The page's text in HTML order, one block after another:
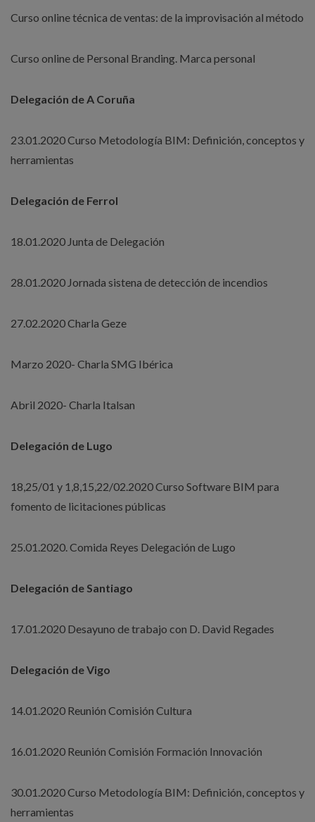
Curso online técnica de ventas: de la improvisación al método
Curso online de Personal Branding. Marca personal
Delegación de A Coruña
23.01.2020 Curso Metodología BIM: Definición, conceptos y
herramientas
Delegación de Ferrol
18.01.2020 Junta de Delegación
28.01.2020 Jornada sistena de detección de incendios
27.02.2020 Charla Geze
Marzo 2020- Charla SMG Ibérica
Abril 2020- Charla Italsan
Delegación de Lugo
18,25/01 y 1,8,15,22/02.2020 Curso Software BIM para
fomento de licitaciones públicas
25.01.2020. Comida Reyes Delegación de Lugo
Delegación de Santiago
17.01.2020 Desayuno de trabajo con D. David Regades
Delegación de Vigo
14.01.2020 Reunión Comisión Cultura
16.01.2020 Reunión Comisión Formación Innovación
30.01.2020 Curso Metodología BIM: Definición, conceptos y
herramientas